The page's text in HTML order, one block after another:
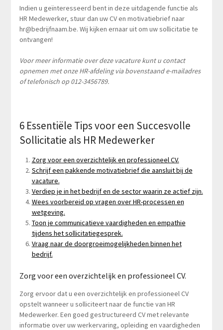
Indien u geïnteresseerd bent in deze uitdagende functie als
HR Medewerker, stuur dan uw CV en motivatiebrief naar
hr@bedrijfnaam.be. Wij kijken ernaar uit om uw sollicitatie te
ontvangen!
Voor meer informatie over deze vacature kunt u contact
opnemen met onze HR-afdeling via bovenstaand e-mailadres
of telefonisch op 012-3456789.
6 Essentiële Tips voor een Succesvolle
Sollicitatie als HR Medewerker
Zorg voor een overzichtelijk en professioneel CV.
Schrijf een pakkende motivatiebrief die aansluit bij de
vacature.
Verdiep je in het bedrijf en de sector waarin ze actief zijn.
Wees voorbereid op vragen over HR-processen en
wetgeving.
Toon je communicatieve vaardigheden en empathie
tijdens het sollicitatiegesprek.
Vraag naar de doorgroeimogelijkheden binnen het
bedrijf.
Zorg voor een overzichtelijk en professioneel CV.
Zorg ervoor dat u een overzichtelijk en professioneel CV
opstelt wanneer u solliciteert naar de functie van HR
Medewerker. Een goed gestructureerd CV met relevante
informatie over uw werkervaring, opleiding en vaardigheden